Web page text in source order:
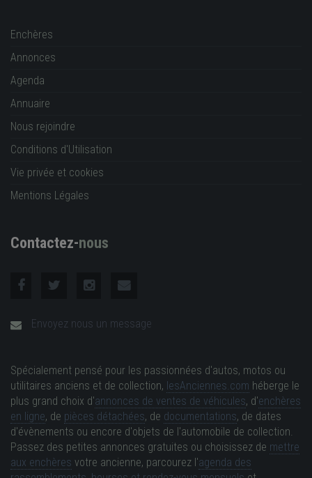
Enchères
Annonces
Agenda
Annuaire
Nous rejoindre
Conditions d'Utilisation
Vie privée et cookies
Mentions Légales
Contactez-nous
Envoyez nous un message
Spécialement pensé pour les passionnées d'autos, motos ou
utilitaires anciens et de collection, lesAnciennes.com héberge le
plus grand choix d'annonces de ventes de véhicules, d'enchères
en ligne, de pièces détachées, de documentations, de dates
d'évènements ou encore d'objets de l'automobile de collection.
Passez des petites annonces gratuites ou choisissez de mettre
aux enchères votre ancienne, parcourez l'agenda des